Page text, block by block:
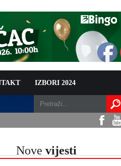
IZBORI 2024
Nove vijesti